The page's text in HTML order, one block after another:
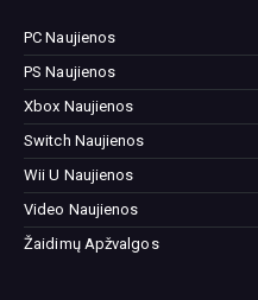
PC Naujienos
PS Naujienos
Xbox Naujienos
Switch Naujienos
Wii U Naujienos
Video Naujienos
Žaidimų Apžvalgos